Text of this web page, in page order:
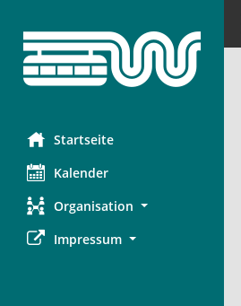
Startseite
Kalender
Organisation
Impressum